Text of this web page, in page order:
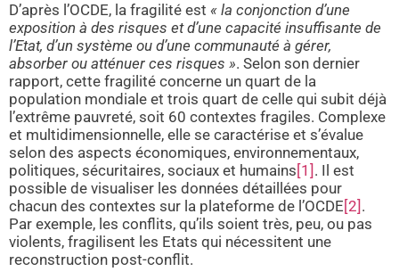
D’après l’OCDE, la fragilité est « la conjonction d’une
exposition à des risques et d’une capacité insuffisante de
l’Etat, d’un système ou d’une communauté à gérer,
absorber ou atténuer ces risques ». Selon son dernier
rapport, cette fragilité concerne un quart de la
population mondiale et trois quart de celle qui subit déjà
l’extrême pauvreté, soit 60 contextes fragiles. Complexe
et multidimensionnelle, elle se caractérise et s’évalue
selon des aspects économiques, environnementaux,
politiques, sécuritaires, sociaux et humains [1] . Il est
possible de visualiser les données détaillées pour
chacun des contextes sur la plateforme de l’OCDE [2] .
Par exemple, les conflits, qu’ils soient très, peu, ou pas
violents, fragilisent les Etats qui nécessitent une
reconstruction post-conflit.